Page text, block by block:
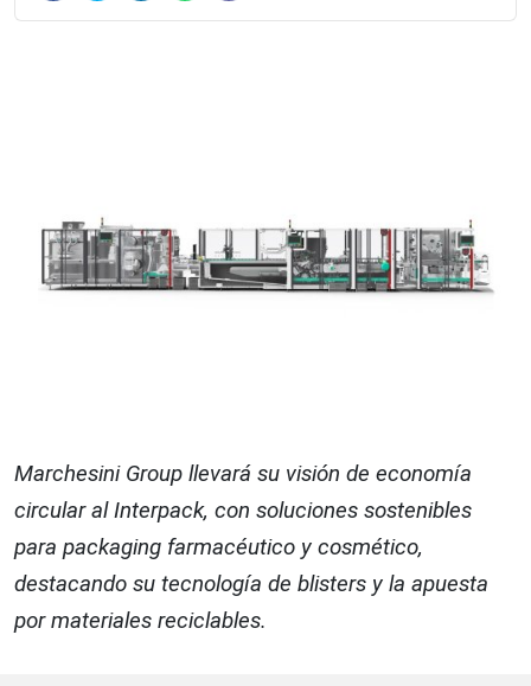
Marchesini Group llevará su visión de economía
circular al Interpack, con soluciones sostenibles
para packaging farmacéutico y cosmético,
destacando su tecnología de blisters y la apuesta
por materiales reciclables.